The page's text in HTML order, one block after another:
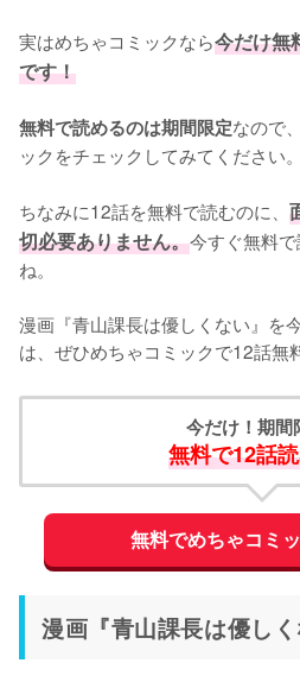
実はめちゃコミックなら今だけ無
です！
無料で読めるのは期間限定なので
ックをチェックしてみてください。
ちなみに12話を無料で読むのに、
切必要ありません。今すぐ無料
ね。
漫画『青山課長は優しくない』を
は、ぜひめちゃコミックで12話無
今だけ！期間
無料で12話
無料でめちゃコミ
漫画『青山課長は優し